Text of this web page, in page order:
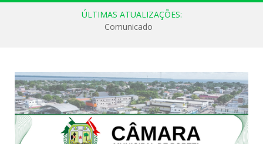
ÚLTIMAS ATUALIZAÇÕES:
Comunicado